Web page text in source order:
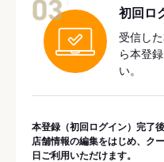
初回ロ
受信し
ら本登
い。
本登録（初回ログイン）完了後
店舗情報の編集をはじめ、ク
日ご利用いただけます。